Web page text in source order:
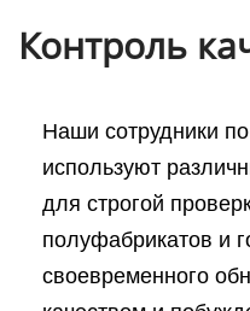
Контроль
Наши сотрудники
используют
для строгой
полуфабрикатов и
своевременного